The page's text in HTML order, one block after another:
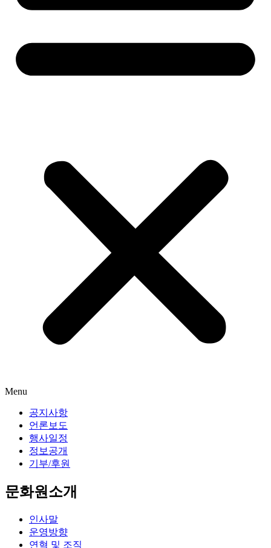
Menu
공지사항
언론보도
행사일정
정보공개
기부/후원
문화원소개
인사말
운영방향
연혁 및 조직